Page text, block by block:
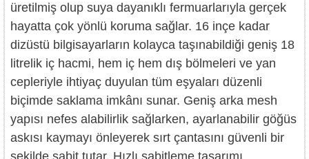
üretilmiş olup suya dayanıklı fermuarlarıyla gerçek
hayatta çok yönlü koruma sağlar. 16 inçe kadar
dizüstü bilgisayarların kolayca taşınabildiği geniş 18
litrelik iç hacmi, hem iç hem dış bölmeleri ve yan
cepleriyle ihtiyaç duyulan tüm eşyaları düzenli
biçimde saklama imkânı sunar. Geniş arka mesh
yapısı nefes alabilirlik sağlarken, ayarlanabilir göğüs
askısı kaymayı önleyerek sırt çantasını güvenli bir